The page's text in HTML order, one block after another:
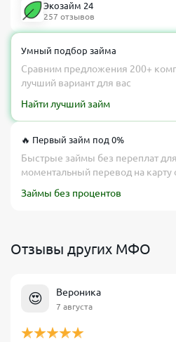
Экозайм 24
257 отзывов
Умный подбор займа
Сравним предложения 200+
лучший вариант для вас
Найти лучший займ
🔥 Первый займ под 0%
Быстрые займы без переплат
моментальный перевод на
Займы без процентов
Отзывы других МФО
😍 Вероника
7 августа